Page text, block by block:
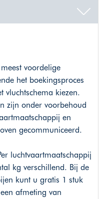
voordelige
het boekingsproces
vluchtschema kiezen.
zijn onder voorbehoud
en
gecommuniceerd.
luchtvaartmaatschappij
kg verschillend. Bij de
kunt u gratis 1 stuk
afmeting van